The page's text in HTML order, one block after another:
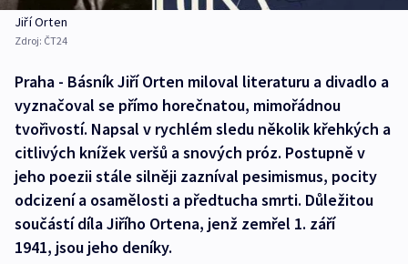
Jiří Orten
Zdroj: ČT24
Praha - Básník Jiří Orten miloval literaturu a divadlo a
vyznačoval se přímo horečnatou, mimořádnou
tvořivostí. Napsal v rychlém sledu několik křehkých a
citlivých knížek veršů a snových próz. Postupně v
jeho poezii stále silněji zazníval pesimismus, pocity
odcizení a osamělosti a předtucha smrti. Důležitou
součástí díla Jiřího Ortena, jenž zemřel 1. září
1941, jsou jeho deníky.